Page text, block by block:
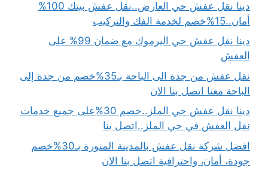
دينا نقل عفش حي العارض..نقل عفش بيتك 100%
أمان..15%خصم لخدمة الفك والتركيب
دينا نقل عفش حي اليرموك مع ضمان 99% على
العفش
نقل عفش من جدة الى الباحة بـ35%خصم من جدة إلى
الباحة معنا اتصل بنا الان
دينا نقل عفش حي الملز..خصم 30%على جميع خدمات
نقل العفش في حي الملز..اتصل بنا
افضل شركة نقل عفش بالمدينة المنورة بـ30%خصم
جودة، أمان، واحترافية اتصل بنا الان